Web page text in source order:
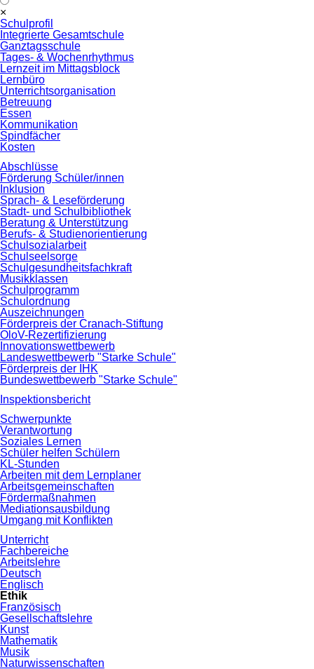
×
überspringen
Schulprofil
Integrierte Gesamtschule
Ganztagsschule
Tages- & Wochenrhythmus
Lernzeit im Mittagsblock
Lernbüro
Unterrichtsorganisation
Betreuung
Essen
Kommunikation
Spindfächer
Kosten
Abschlüsse
Förderung Schüler/innen
Inklusion
Sprach- & Leseförderung
Stadt- und Schulbibliothek
Beratung & Unterstützung
Berufs- & Studienorientierung
Schulsozialarbeit
Schulseelsorge
Schulgesundheitsfachkraft
Musikklassen
Schulprogramm
Schulordnung
Auszeichnungen
Förderpreis der Cranach-Stiftung
OloV-Rezertifizierung
Innovationswettbewerb
Landeswettbewerb "Starke Schule"
Förderpreis der IHK
Bundeswettbewerb "Starke Schule"
Inspektionsbericht
Schwerpunkte
Verantwortung
Soziales Lernen
Schüler helfen Schülern
KL-Stunden
Arbeiten mit dem Lernplaner
Arbeitsgemeinschaften
Fördermaßnahmen
Mediationsausbildung
Umgang mit Konflikten
Unterricht
Fachbereiche
Arbeitslehre
Deutsch
Englisch
Ethik
Französisch
Gesellschaftslehre
Kunst
Mathematik
Musik
Naturwissenschaften